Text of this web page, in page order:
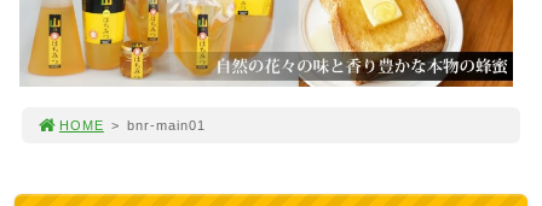
HOME > bnr-main01